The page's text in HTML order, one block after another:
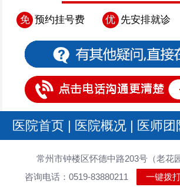
免 预约挂号费 优 先安排就诊
医院首页 | 医院概况 | 医师团
常州市钟楼区怀德中路203号（老花
咨询电话：0519-83880211
一键拨